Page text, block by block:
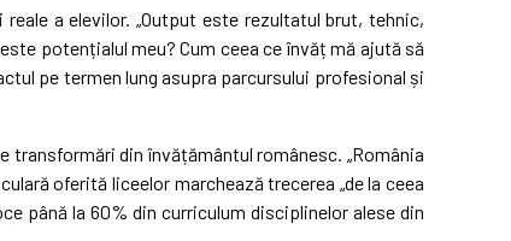
a elevilor. „Output este rezultatul brut, tehnic,
potențialul meu? Cum ceea ce învăț mă ajută să
pe termen lung asupra parcursului profesional și
din învățământul românesc. „România
oferită liceelor marchează trecerea „de la ceea
până la 60% din curriculum disciplinelor alese din